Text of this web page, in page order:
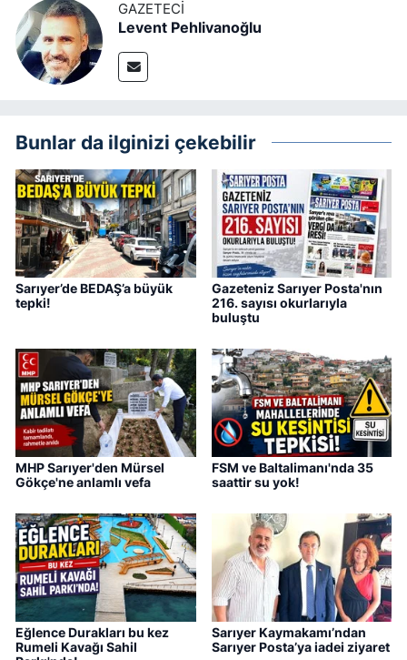
GAZETECI
Levent Pehlivanoğlu
Bunlar da ilginizi çekebilir
Sarıyer’de BEDAŞ’a büyük
tepki!
Gazeteniz Sarıyer Posta'nın
216. sayısı okurlarıyla
buluştu
MHP Sarıyer'den Mürsel
Gökçe'ne anlamlı vefa
FSM ve Baltalimanı'nda 35
saattir su yok!
Eğlence Durakları bu kez
Rumeli Kavağı Sahil
Sarıyer Kaymakamı’ndan
Sarıyer Posta’ya iadei ziyaret